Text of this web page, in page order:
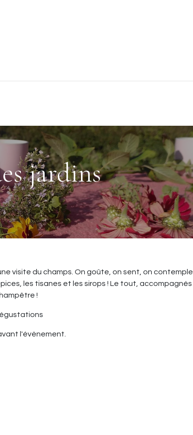
jardins
visite du champs. On goûte, on sent, on contemple
les tisanes et les sirops ! Le tout, accompagnés
!
l'évènement.